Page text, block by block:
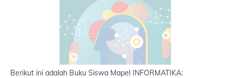
Berikut ini adalah Buku Siswa Mapel INFORMATIKA: